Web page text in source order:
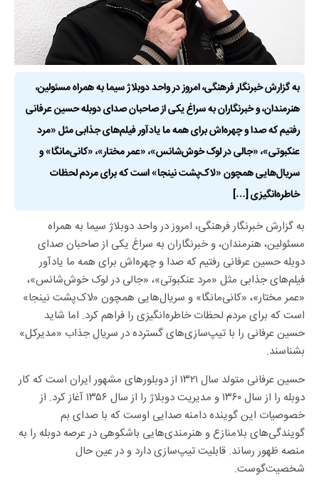
به گزارش خبرنگار فرهنگی، امروز در واحد دوبلاژ سیما به همراه مسئولین،
هنرمندان، و خبرنگاران به سراغ یکی از صاحبان صدای دوبله حسین عرفانی
رفتیم که صدا و چهره‌اش برای همه ما یادآور فیلم‌های جذابی مثل «مرد
عنکبوتی»، «جالی در لوک خوش‌شانس»، «عمر مختار»، «کانی‌مانگا» و
سریال‌هایی همچون «لاک‌پشت‌ نینجا» است که برای مردم لحظات
خاطره‌انگیزی […]
به گزارش خبرنگار فرهنگی، امروز در واحد دوبلاژ سیما به همراه
مسئولین، هنرمندان، و خبرنگاران به سراغ یکی از صاحبان صدای
دوبله حسین عرفانی رفتیم که صدا و چهره‌اش برای همه ما یادآور
فیلم‌های جذابی مثل «مرد عنکبوتی»، «جالی در لوک خوش‌شانس»،
«عمر مختار»، «کانی‌مانگا» و سریال‌هایی همچون «لاک‌پشت‌ نینجا»
است که برای مردم لحظات خاطره‌انگیزی را فراهم کرد. اما شاید
حسین عرفانی را با تیپ‌سازی‌های گسترده در سریال جذاب «مدیرکل»
بشناسند.
حسین عرفانی متولد سال ۱۳۲۱ از دوبلورهای مشهور ایران است که کار
دوبله را از سال ۱۳۶۰ و مدیریت دوبلاژ را از سال ۱۳۵۶ آغاز کرد. از
خصوصیات این گوینده دامنه صدایی اوست که با صدای بم
گویندگی‌های بلامنازع و هنرمندی‌هایی باشکوهی در عرصه دوبله را به
منصه ظهور رساند. قابلیت تیپ‌سازی دارد و در عین حال
شخصیت‌گوست.